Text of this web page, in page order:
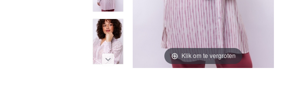
Klik om te vergroten